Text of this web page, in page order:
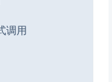
调用